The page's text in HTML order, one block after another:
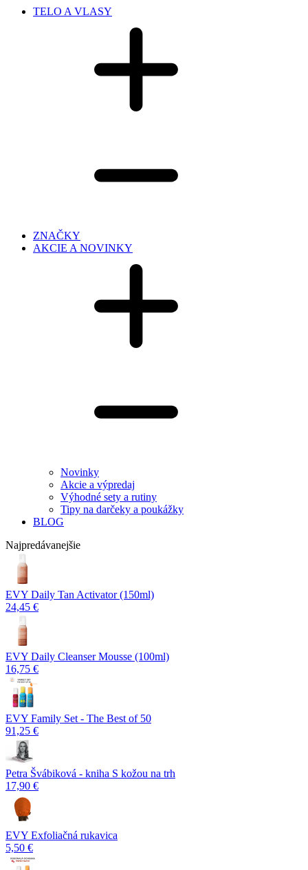
TELO A VLASY
ZNAČKY
AKCIE A NOVINKY
Novinky
Akcie a výpredaj
Výhodné sety a rutiny
Tipy na darčeky a poukážky
BLOG
Najpredávanejšie
EVY Daily Tan Activator (150ml)
24,45 €
EVY Daily Cleanser Mousse (100ml)
16,75 €
EVY Family Set - The Best of 50
91,25 €
Petra Švábiková - kniha S kožou na trh
17,90 €
EVY Exfoliačná rukavica
5,50 €